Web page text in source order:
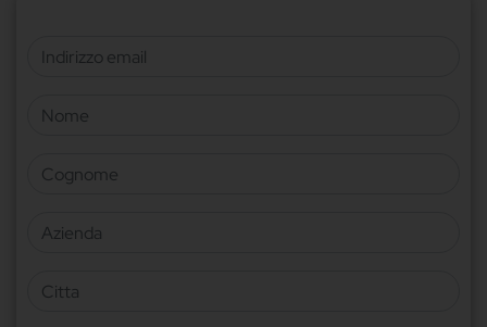
Indirizzo email
Nome
Cognome
Azienda
Citta